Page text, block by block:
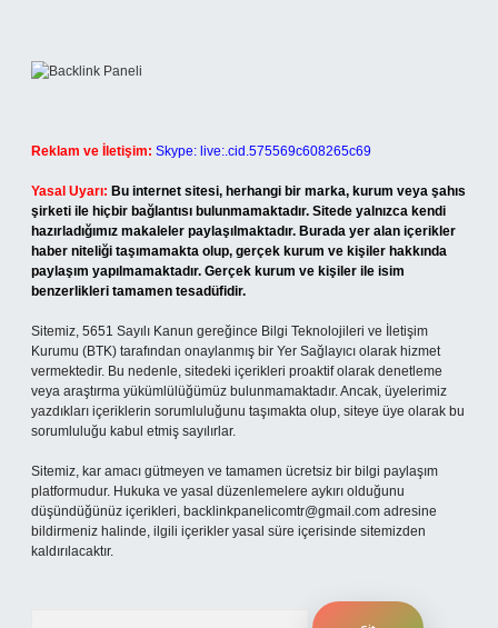
Reklam ve İletişim: Skype: live:.cid.575569c608265c69
Yasal Uyarı: Bu internet sitesi, herhangi bir marka, kurum veya şahıs
şirketi ile hiçbir bağlantısı bulunmamaktadır. Sitede yalnızca kendi
hazırladığımız makaleler paylaşılmaktadır. Burada yer alan içerikler
haber niteliği taşımamakta olup, gerçek kurum ve kişiler hakkında
paylaşım yapılmamaktadır. Gerçek kurum ve kişiler ile isim
benzerlikleri tamamen tesadüfidir.
Sitemiz, 5651 Sayılı Kanun gereğince Bilgi Teknolojileri ve İletişim
Kurumu (BTK) tarafından onaylanmış bir Yer Sağlayıcı olarak hizmet
vermektedir. Bu nedenle, sitedeki içerikleri proaktif olarak denetleme
veya araştırma yükümlülüğümüz bulunmamaktadır. Ancak, üyelerimiz
yazdıkları içeriklerin sorumluluğunu taşımakta olup, siteye üye olarak bu
sorumluluğu kabul etmiş sayılırlar.
Sitemiz, kar amacı gütmeyen ve tamamen ücretsiz bir bilgi paylaşım
platformudur. Hukuka ve yasal düzenlemelere aykırı olduğunu
düşündüğünüz içerikleri, backlinkpanelicomtr@gmail.com adresine
bildirmeniz halinde, ilgili içerikler yasal süre içerisinde sitemizden
kaldırılacaktır.